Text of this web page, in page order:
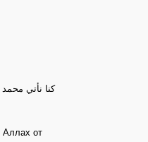
كنا نأتي
от